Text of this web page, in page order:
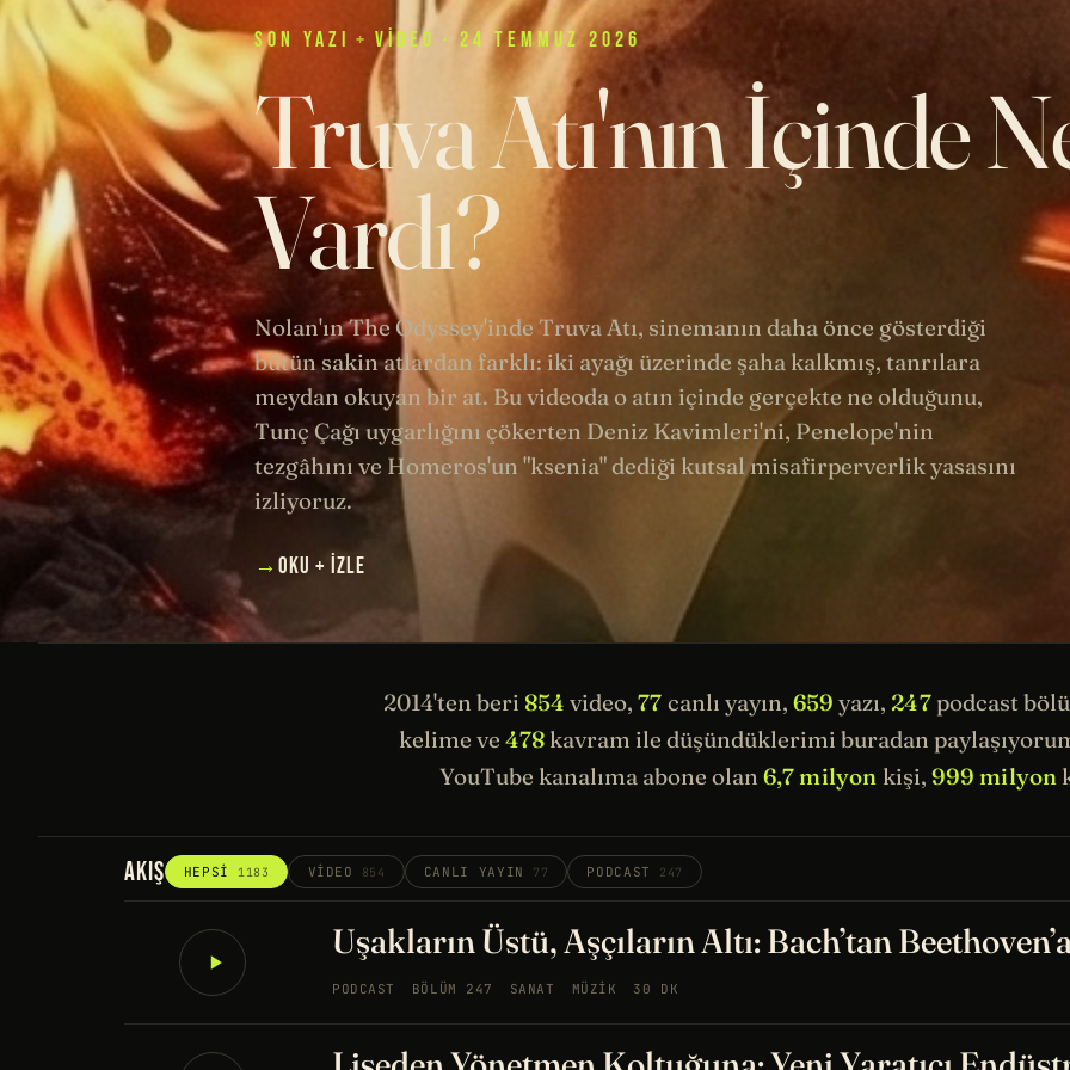
SON YAZI + VIDEO · 24 TEMMUZ 2026
Truva Atı'nın İçinde
Vardı?
Nolan'ın The Odyssey'inde Truva Atı, sinemanın daha önce gösterdiği
bütün sakin atlardan farklı: iki ayağı üzerinde şaha kalkmış, tanrılara
meydan okuyan bir at. Bu videoda o atın içinde gerçekte ne olduğunu,
Tunç Çağı uygarlığını çökerten Deniz Kavimleri'ni, Penelope'nin
tezgâhını ve Homeros'un "ksenia" dediği kutsal misafirperverlik yasasını
izliyoruz.
→ OKU + İZLE
2014'ten beri 854 video,77 canlı yayın, 659 yazı, 247podcast
kelime ve 478 kavram ile düşündüklerimi buradan
YouTube kanalıma abone olan 6,7 milyon kişi, 999 milyon
AKIŞ HEPSI 1183 VIDEO 854 CANLI YAYIN 77 PODCAST 247
Uşakların Üstü, Aşçıların Altı: Bach’tan
PODCAST BÖLÜM 247 SANAT MÜZIK 30 DK